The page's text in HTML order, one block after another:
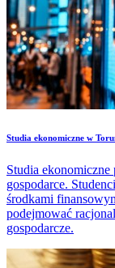
Studia ekonomiczne w
Studia
gospodarce.
środkami
podejmować
gospodarcze.